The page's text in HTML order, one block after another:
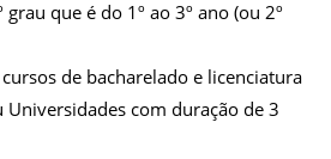
grau que é do 1º ao 3º ano (ou 2º
de bacharelado e licenciatura
Universidades com duração de 3